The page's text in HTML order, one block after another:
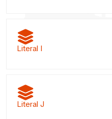
Literal I
Literal J